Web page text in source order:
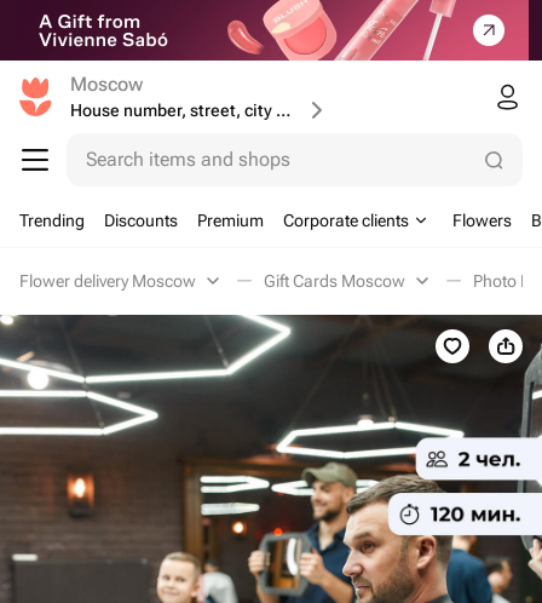
Moscow
House number, street, city or postcode
Search items and shops
Trending Discounts Premium Corporate clients Flowers
Flower delivery Moscow Gift Cards Moscow Photo